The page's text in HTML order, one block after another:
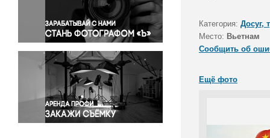
Правосудие
Происшествия и конфликты
Религия
Светская жизнь
Спорт
Экология
Экономика и бизнес
Категория: Досуг,
Место: Вьетнам
Сообщить об
Ещё фото